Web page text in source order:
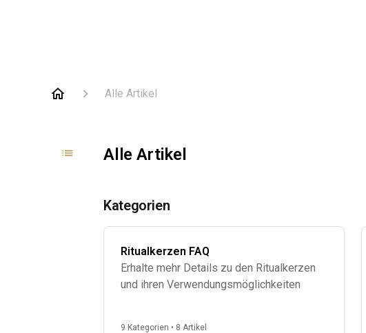
Alle Artikel
Alle Artikel
Kategorien
Ritualkerzen FAQ
Erhalte mehr Details zu den Ritualkerzen
und ihren Verwendungsmöglichkeiten
9 Kategorien • 8 Artikel